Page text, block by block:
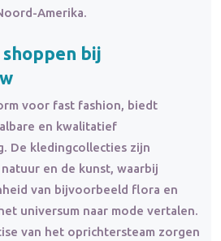
Amerika.
bij
voor fast fashion, biedt
en kwalitatief
De kledingcollecties zijn
en de kunst, waarbij
van bijvoorbeeld flora en
universum naar mode vertalen.
van het oprichtersteam zorgen